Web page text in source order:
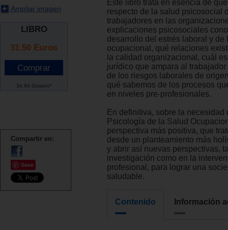
Ampliar imagen
LIBRO
31.50 Euros
34.94 Dólares*
Compartir en:
Save
Este libro trata en esencia de
respecto de la salud psicosocial
trabajadores en las
explicaciones psicosociales
desarrollo del estrés laboral y de
ocupacional, qué relaciones
la calidad organizacional, cuál
jurídico que ampara al
de los riesgos laborales de
qué sabemos de los procesos
en niveles pre-profesionales.
En definitiva, sobre la necesidad
Psicología de la Salud
perspectiva más positiva, que
desde un planteamiento más
y abrir así nuevas perspectivas,
investigación como en la
profesional, para lograr una
saludable.
Contenido Información